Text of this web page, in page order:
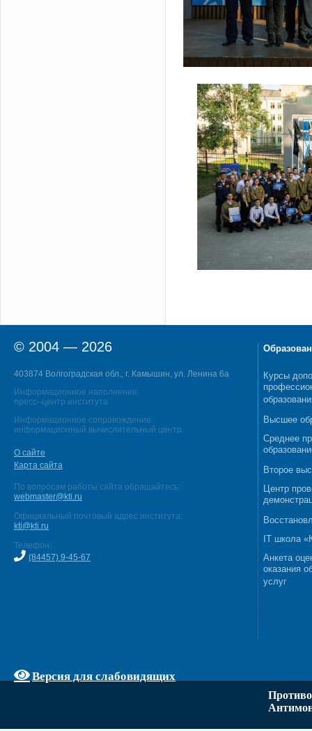
© 2004 — 2026
403874 Волгоградская обл., г. Камышин, ул. Ленина 6а
Информационное наполнение:
пресс–центр института
Информационное сопровождение:
информационный вычислительный центр
О сайте
Карта сайта
По вопросам работы сайта обращайтесь:
webmaster@kti.ru
Официальный почтовый адрес института:
kti@kti.ru
Телефон:
(84457) 9-45-67
Версия для слабовидящих
Курсы
Высшее
Среднее
Второе
Центр
IT школа
Анкета
оказания
услуг